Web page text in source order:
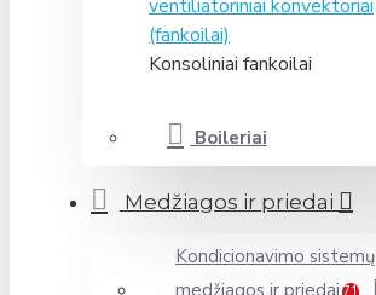
Konsoliniai fankoilai
Boileriai
Medžiagos ir priedai
Kondicionavimo sistemų
medžiagos ir priedai